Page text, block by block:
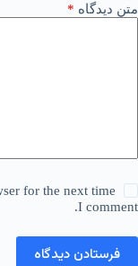
متن دیدگاه *
for the next time
I comment.
فرستادن دیدگاه